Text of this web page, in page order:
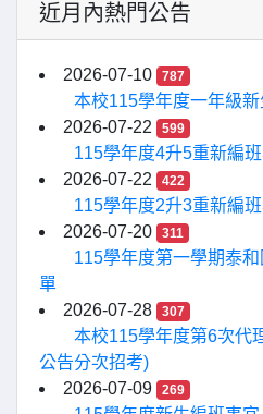
近月內熱門公告
2026-07-10 787
本校115學年度一年級
2026-07-22
599
115學年度4升5重新編
2026-07-22
422
115學年度2升3重新編
2026-07-20
311
115學年度第一學期泰
單
2026-07-28
307
本校115學年度第6次代
公告分次招考)
2026-07-09
269